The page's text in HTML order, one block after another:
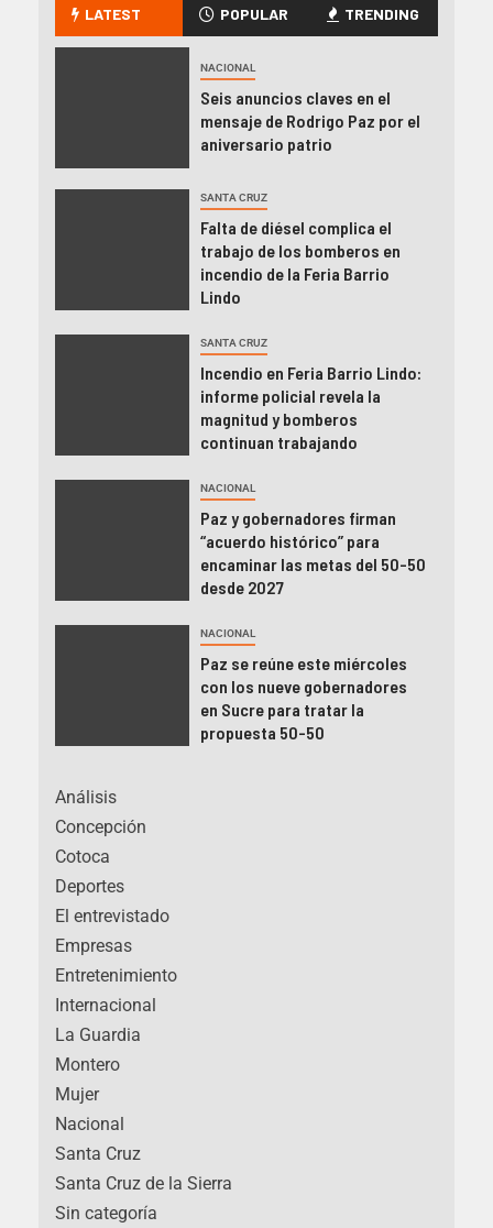
LATEST POPULAR TRENDING
NACIONAL
Seis anuncios claves en el
mensaje de Rodrigo Paz por el
aniversario patrio
SANTA CRUZ
Falta de diésel complica el
trabajo de los bomberos en
incendio de la Feria Barrio
Lindo
SANTA CRUZ
Incendio en Feria Barrio Lindo:
informe policial revela la
magnitud y bomberos
continuan trabajando
NACIONAL
Paz y gobernadores firman
“acuerdo histórico” para
encaminar las metas del 50-50
desde 2027
NACIONAL
Paz se reúne este miércoles
con los nueve gobernadores
en Sucre para tratar la
propuesta 50-50
Análisis
Concepción
Cotoca
Deportes
El entrevistado
Empresas
Entretenimiento
Internacional
La Guardia
Montero
Mujer
Nacional
Santa Cruz
Santa Cruz de la Sierra
Sin categoría